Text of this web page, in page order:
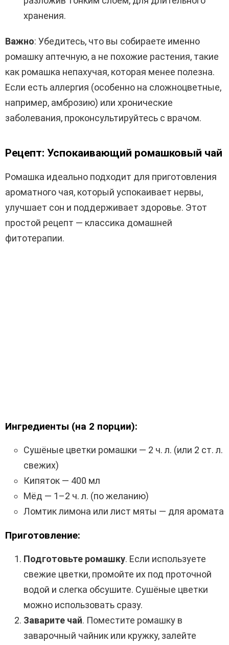
хранения.
Важно: Убедитесь, что вы собираете именно
ромашку аптечную, а не похожие растения, такие
как ромашка непахучая, которая менее полезна.
Если есть аллергия (особенно на сложноцветные,
например, амброзию) или хронические
заболевания, проконсультируйтесь с врачом.
Рецепт: Успокаивающий ромашковый чай
Ромашка идеально подходит для приготовления
ароматного чая, который успокаивает нервы,
улучшает сон и поддерживает здоровье. Этот
простой рецепт — классика домашней
фитотерапии.
Ингредиенты (на 2 порции):
Сушёные цветки ромашки — 2 ч. л. (или 2 ст. л.
свежих)
Кипяток — 400 мл
Мёд — 1–2 ч. л. (по желанию)
Ломтик лимона или лист мяты — для аромата
Приготовление:
Подготовьте ромашку. Если используете
свежие цветки, промойте их под проточной
водой и слегка обсушите. Сушёные цветки
можно использовать сразу.
Заварите чай. Поместите ромашку в
заварочный чайник или кружку, залейте